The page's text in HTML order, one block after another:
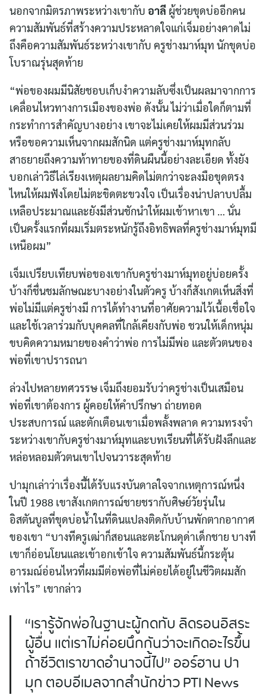
นอกจากมิตรภาพระหว่างเขากับ อาลี ผู้ช่วยขุดบ่ออีกคน
ความสัมพันธ์ที่สร้างความประหลาดใจแก่เจ็มอย่างคาดไม่
ถึงคือความสัมพันธ์ระหว่างเขากับ ครูช่างมาห์มุท นักขุดบ่อ
โบราณรุ่นสุดท้าย
“พ่อของผมมีนิสัยชอบเก็บงำความลับซึ่งเป็นผลมาจากการ
เคลื่อนไหวทางการเมืองของพ่อ ดังนั้น ไม่ว่าเมื่อใดก็ตามที่
กระทำการสำคัญบางอย่าง เขาจะไม่เคยให้ผมมีส่วนร่วม
หรือขอความเห็นจากผมสักนิด แต่ครูช่างมาห์มุทกลับ
สาธยายถึงความท้าทายของที่ดินผืนนี้อย่างละเอียด ทั้งยัง
บอกเล่าวิธีไล่เรียงเหตุผลยามคิดไม่ตกว่าจะลงมือขุดตรง
ไหนให้ผมฟังโดยไม่ตะขิดตะขวงใจ เป็นเรื่องน่าปลาบปลื้ม
เหลือประมาณและยังมีส่วนชักนำให้ผมเข้าหาเขา … นั่น
เป็นครั้งแรกที่ผมเริ่มตระหนักรู้ถึงอิทธิพลที่ครูช่างมาห์มุทมี
เหนือผม”
เจ็มเปรียบเทียบพ่อของเขากับครูช่างมาห์มุทอยู่บ่อยครั้ง
บ้างก็ชื่นชมลักษณะบางอย่างในตัวครู บ้างก็สังเกตเห็นสิ่งที่
พ่อไม่มีแต่ครูช่างมี การได้ทำงานที่อาศัยความไว้เนื้อเชื่อใจ
และใช้เวลาร่วมกับบุคคลที่ใกล้เคียงกับพ่อ ชวนให้เด็กหนุ่ม
ขบคิดความหมายของคำว่าพ่อ การไม่มีพ่อ และตัวตนของ
พ่อที่เขาปรารถนา
ล่วงไปหลายทศวรรษ เจ็มถึงยอมรับว่าครูช่างเป็นเสมือน
พ่อที่เขาต้องการ ผู้คอยให้คำปรึกษา ถ่ายทอด
ประสบการณ์ และตักเตือนเขาเมื่อพลั้งพลาด ความทรงจำ
ระหว่างเขากับครูช่างมาห์มุทและบทเรียนที่ได้รับฝังลึกและ
หล่อหลอมตัวตนเขาไปจนวาระสุดท้าย
ปามุกเล่าว่าเรื่องนี้ได้รับแรงบันดาลใจจากเหตุการณ์หนึ่ง
ในปี 1988 เขาสังเกตการณ์ชายชรากับศิษย์วัยรุ่นใน
อิสตันบูลที่ขุดบ่อน้ำในที่ดินแปลงติดกับบ้านพักตากอากาศ
ของเขา “บางทีครูเฒ่าก็สอนและตะโกนดุด่าเด็กชาย บางที
เขาก็อ่อนโยนและเข้าอกเข้าใจ ความสัมพันธ์นี้กระตุ้น
อารมณ์อ่อนไหวที่ผมมีต่อพ่อที่ไม่ค่อยได้อยู่ในชีวิตผมสัก
เท่าไร” เขากล่าว
“เรารู้จักพ่อในฐานะผู้กดทับ ลิดรอนอิสระ
ผู้อื่น แต่เราไม่ค่อยนึกกันว่าจะเกิดอะไรขึ้น
ถ้าชีวิตเราขาดอำนาจนี้ไป” ออร์ฮาน ปา
มุก ตอบอีเมลจากสำนักข่าว PTI News